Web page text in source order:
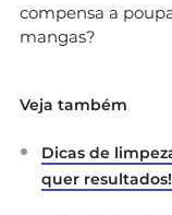
compensa a
mangas?
Veja também
Dicas de
quer